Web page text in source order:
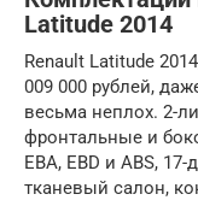
Latitude 2014
Renault Latitude
009 000 рублей,
весьма неплох. 2-
фронтальные и
EBA, EBD и ABS,
тканевый салон,